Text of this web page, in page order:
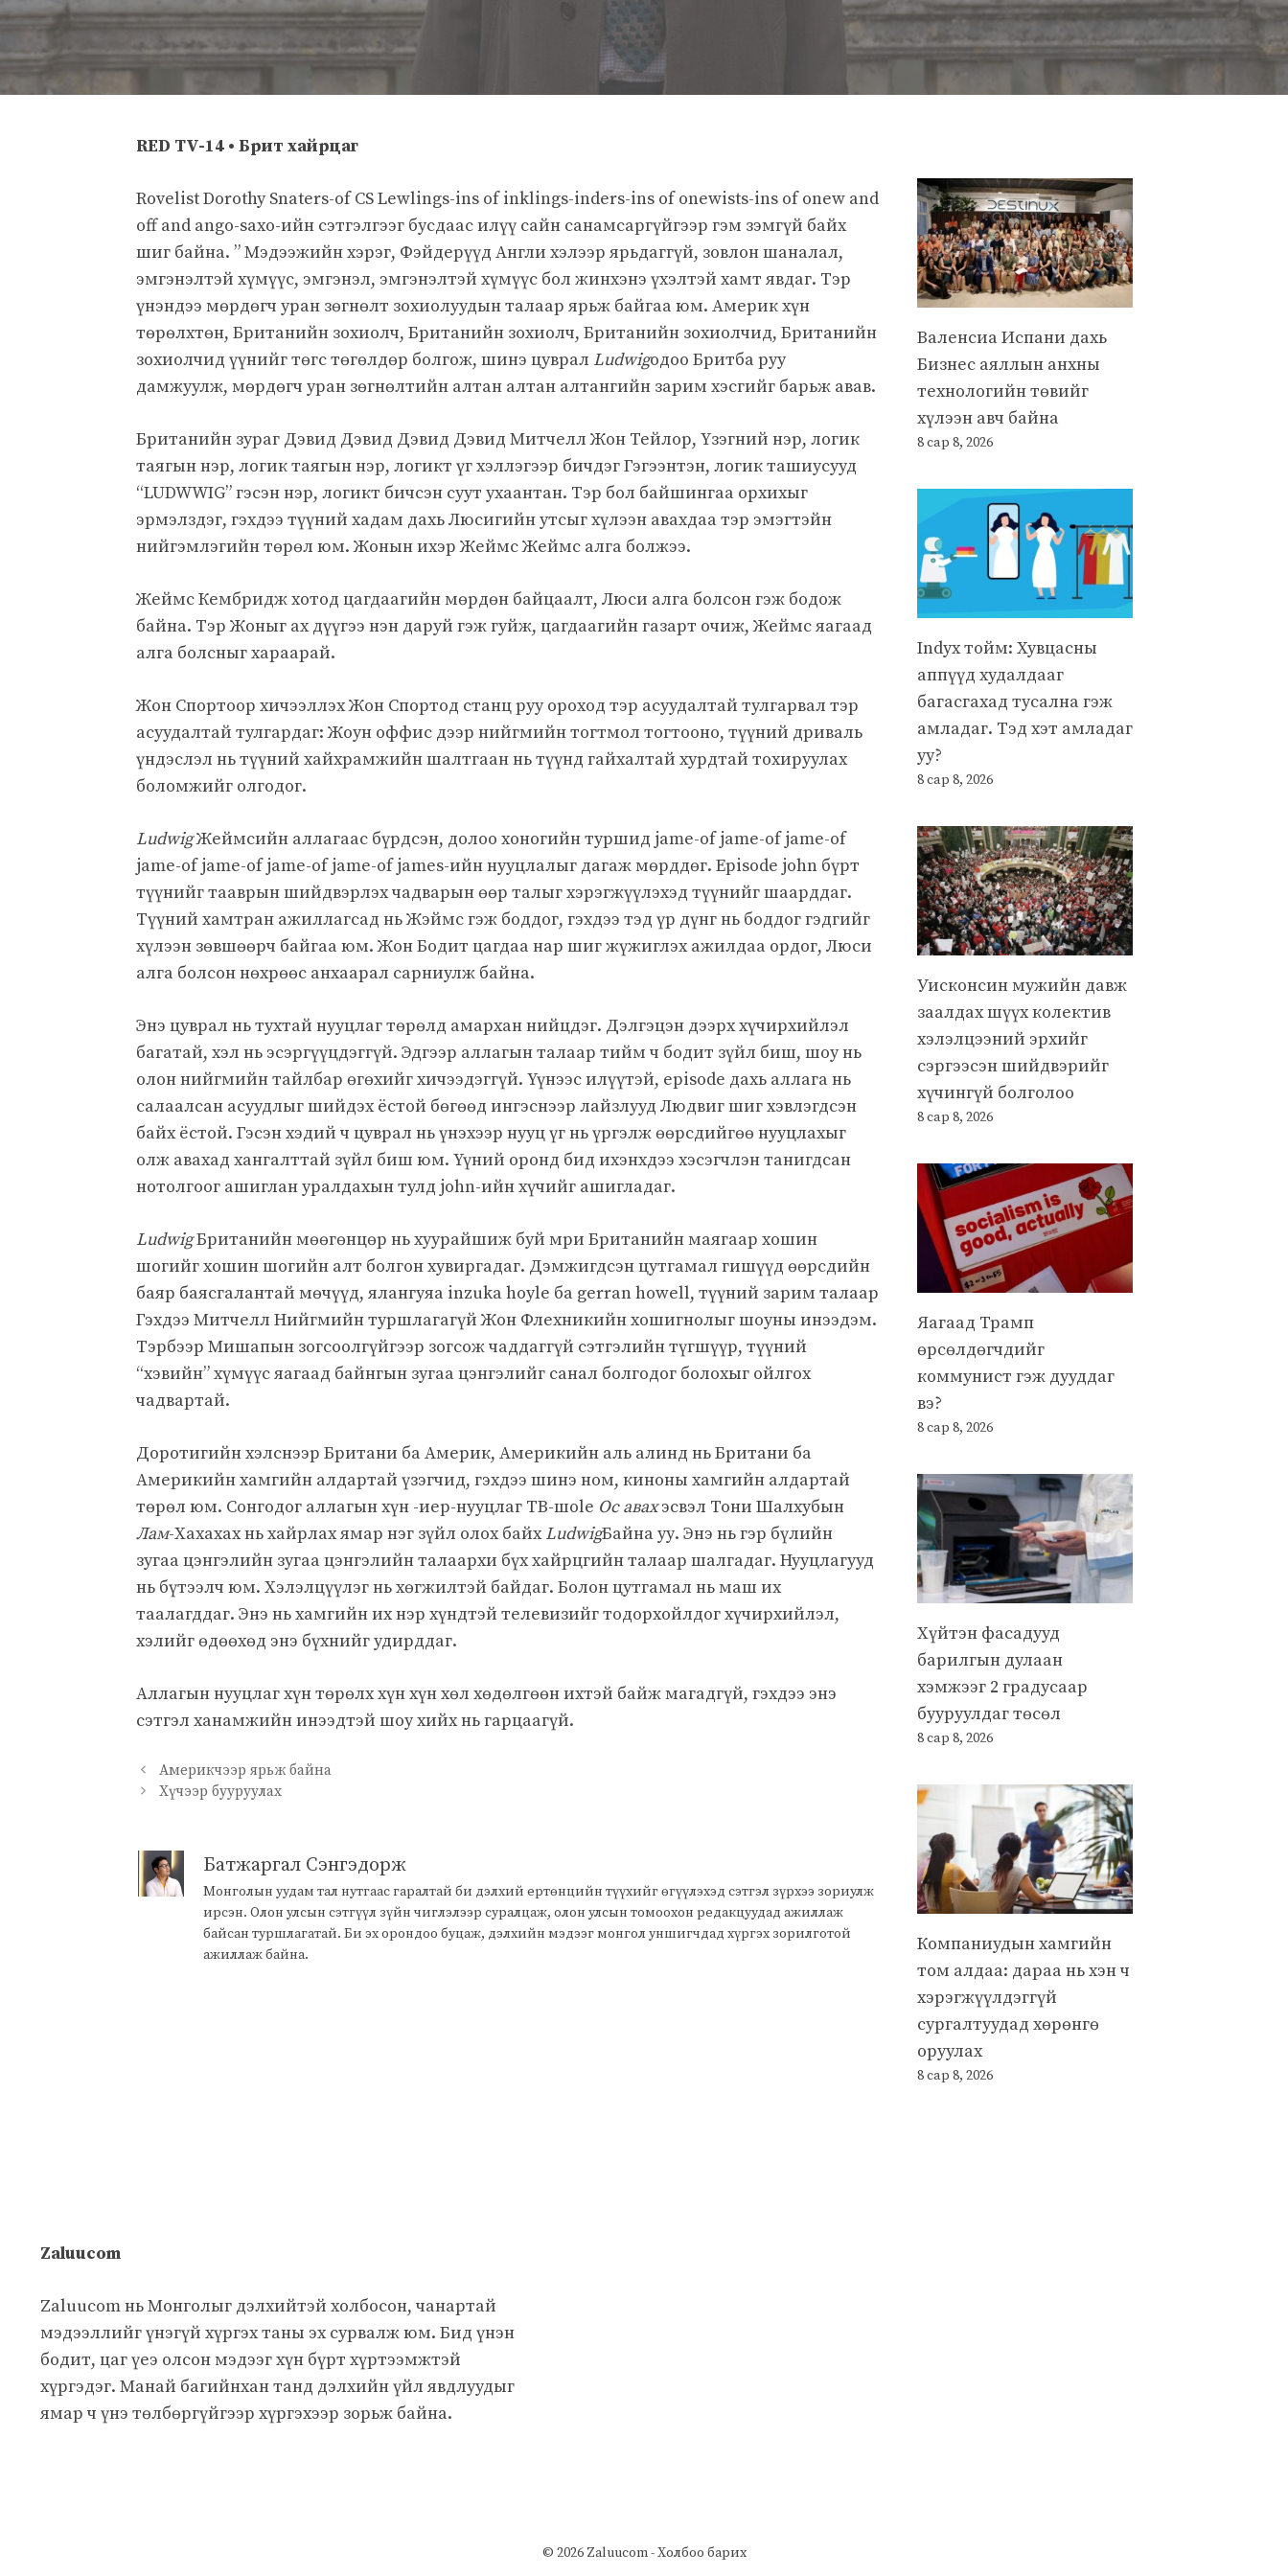
RED TV-14 • Брит хайрцаг
Rovelist Dorothy Snaters-of CS Lewlings-ins of inklings-inders-ins of onewists-ins of onew and
off and ango-saxo-ийн сэтгэлгээг бусдаас илүү сайн санамсаргүйгээр гэм зэмгүй байх
шиг байна. ” Мэдээжийн хэрэг, Фэйдерүүд Англи хэлээр ярьдаггүй, зовлон шаналал,
эмгэнэлтэй хүмүүс, эмгэнэл, эмгэнэлтэй хүмүүс бол жинхэнэ үхэлтэй хамт явдаг. Тэр
үнэндээ мөрдөгч уран зөгнөлт зохиолуудын талаар ярьж байгаа юм. Америк хүн
төрөлхтөн, Британийн зохиолч, Британийн зохиолч, Британийн зохиолчид, Британийн
зохиолчид үүнийг төгс төгөлдөр болгож, шинэ цуврал Ludwigодоо Бритба руу
дамжуулж, мөрдөгч уран зөгнөлтийн алтан алтан алтангийн зарим хэсгийг барьж авав.
Британийн зураг Дэвид Дэвид Дэвид Дэвид Митчелл Жон Тейлор, Үзэгний нэр, логик
таягын нэр, логик таягын нэр, логикт үг хэллэгээр бичдэг Гэгээнтэн, логик ташиусууд
“LUDWWIG” гэсэн нэр, логикт бичсэн суут ухаантан. Тэр бол байшингаа орхихыг
эрмэлздэг, гэхдээ түүний хадам дахь Люсигийн утсыг хүлээн авахдаа тэр эмэгтэйн
нийгэмлэгийн төрөл юм. Жонын ихэр Жеймс Жеймс алга болжээ.
Жеймс Кембридж хотод цагдаагийн мөрдөн байцаалт, Люси алга болсон гэж бодож
байна. Тэр Жоныг ах дүүгээ нэн даруй гэж гуйж, цагдаагийн газарт очиж, Жеймс яагаад
алга болсныг хараарай.
Жон Спортоор хичээллэх Жон Спортод станц руу ороход тэр асуудалтай тулгарвал тэр
асуудалтай тулгардаг: Жоун оффис дээр нийгмийн тогтмол тогтооно, түүний дриваль
үндэслэл нь түүний хайхрамжийн шалтгаан нь түүнд гайхалтай хурдтай тохируулах
боломжийг олгодог.
LudwigЖеймсийн аллагаас бүрдсэн, долоо хоногийн туршид jame-of jame-of jame-of
jame-of jame-of jame-of jame-of james-ийн нууцлалыг дагаж мөрддөг. Episode john бүрт
түүнийг тааврын шийдвэрлэх чадварын өөр талыг хэрэгжүүлэхэд түүнийг шаарддаг.
Түүний хамтран ажиллагсад нь Жэймс гэж боддог, гэхдээ тэд үр дүнг нь боддог гэдгийг
хүлээн зөвшөөрч байгаа юм. Жон Бодит цагдаа нар шиг жүжиглэх ажилдаа ордог, Люси
алга болсон нөхрөөс анхаарал сарниулж байна.
Энэ цуврал нь тухтай нууцлаг төрөлд амархан нийцдэг. Дэлгэцэн дээрх хүчирхийлэл
багатай, хэл нь эсэргүүцдэггүй. Эдгээр аллагын талаар тийм ч бодит зүйл биш, шоу нь
олон нийгмийн тайлбар өгөхийг хичээдэггүй. Үүнээс илүүтэй, episode дахь аллага нь
салаалсан асуудлыг шийдэх ёстой бөгөөд ингэснээр лайзлууд Людвиг шиг хэвлэгдсэн
байх ёстой. Гэсэн хэдий ч цуврал нь үнэхээр нууц үг нь үргэлж өөрсдийгөө нууцлахыг
олж авахад хангалттай зүйл биш юм. Үүний оронд бид ихэнхдээ хэсэгчлэн танигдсан
нотолгоог ашиглан уралдахын тулд john-ийн хүчийг ашигладаг.
LudwigБританийн мөөгөнцөр нь хуурайшиж буй мри Британийн маягаар хошин
шогийг хошин шогийн алт болгон хувиргадаг. Дэмжигдсэн цутгамал гишүүд өөрсдийн
баяр баясгалантай мөчүүд, ялангуяа inzuka hoyle ба gerran howell, түүний зарим талаар
Гэхдээ Митчелл Нийгмийн туршлагагүй Жон Флехникийн хошигнолыг шоуны инээдэм.
Тэрбээр Мишапын зогсоолгүйгээр зогсож чаддаггүй сэтгэлийн түгшүүр, түүний
“хэвийн” хүмүүс яагаад байнгын зугаа цэнгэлийг санал болгодог болохыг ойлгох
чадвартай.
Доротигийн хэлснээр Британи ба Америк, Америкийн аль алинд нь Британи ба
Америкийн хамгийн алдартай үзэгчид, гэхдээ шинэ ном, киноны хамгийн алдартай
төрөл юм. Сонгодог аллагын хүн -иер-нууцлаг ТВ-шоle Ос авахэсвэл Тони Шалхубын
Лам-Хахахах нь хайрлах ямар нэг зүйл олох байхLudwigБайна уу. Энэ нь гэр бүлийн
зугаа цэнгэлийн зугаа цэнгэлийн талаархи бүх хайрцгийн талаар шалгадаг. Нууцлагууд
нь бүтээлч юм. Хэлэлцүүлэг нь хөгжилтэй байдаг. Болон цутгамал нь маш их
таалагддаг. Энэ нь хамгийн их нэр хүндтэй телевизийг тодорхойлдог хүчирхийлэл,
хэлийг өдөөхөд энэ бүхнийг удирддаг.
Аллагын нууцлаг хүн төрөлх хүн хүн хөл хөдөлгөөн ихтэй байж магадгүй, гэхдээ энэ
сэтгэл ханамжийн инээдтэй шоу хийх нь гарцаагүй.
Америкчээр ярьж байна
Хүчээр бууруулах
Батжаргал Сэнгэдорж
Монголын уудам тал нутгаас гаралтай би дэлхий ертөнцийн түүхийг өгүүлэхэд сэтгэл зүрхээ зориулж
ирсэн. Олон улсын сэтгүүл зүйн чиглэлээр суралцаж, олон улсын томоохон редакцуудад ажиллаж
байсан туршлагатай. Би эх орондоо буцаж, дэлхийн мэдээг монгол уншигчдад хүргэх зорилготой
ажиллаж байна.
Валенсиа Испани дахь
Бизнес аяллын анхны
технологийн төвийг
хүлээн авч байна
8 сар 8, 2026
Indyx тойм: Хувцасны
аппүүд худалдааг
багасгахад тусална гэж
амладаг. Тэд хэт амладаг
уу?
8 сар 8, 2026
Уисконсин мужийн давж
заалдах шүүх колектив
хэлэлцээний эрхийг
сэргээсэн шийдвэрийг
хүчингүй болголоо
8 сар 8, 2026
Яагаад Трамп
өрсөлдөгчдийг
коммунист гэж дууддаг
вэ?
8 сар 8, 2026
Хүйтэн фасадууд
барилгын дулаан
хэмжээг 2 градусаар
бууруулдаг төсөл
8 сар 8, 2026
Компаниудын хамгийн
том алдаа: дараа нь хэн ч
хэрэгжүүлдэггүй
сургалтуудад хөрөнгө
оруулах
8 сар 8, 2026
Zaluucom
Zaluucom нь Монголыг дэлхийтэй холбосон, чанартай
мэдээллийг үнэгүй хүргэх таны эх сурвалж юм. Бид үнэн
бодит, цаг үеэ олсон мэдээг хүн бүрт хүртээмжтэй
хүргэдэг. Манай багийнхан танд дэлхийн үйл явдлуудыг
ямар ч үнэ төлбөргүйгээр хүргэхээр зорьж байна.
© 2026 Zaluucom -Холбоо барих